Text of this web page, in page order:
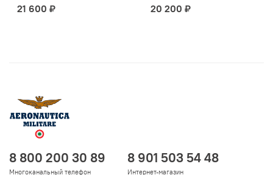
21 600 ₽ 20 200 ₽
8 800 200 30 89
Многоканальный телефон
8 901 503 54 48
Интернет-магазин